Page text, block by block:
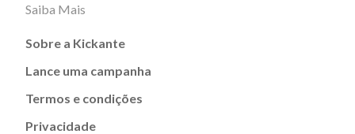
Saiba Mais
Sobre a Kickante
Lance uma campanha
Termos e condições
Privacidade